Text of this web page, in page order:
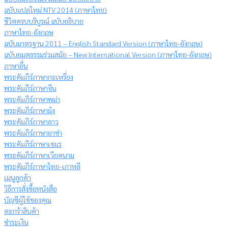
ฉบับแปลใหม่ NTV 2014 (ภาษาไทย)
ชีวิตครบบริบูรณ์ ฉบับอธิบาย
ภาษาไทย-อังกฤษ
ฉบับมาตรฐาน 2011 – English Standard Version (ภาษาไทย-อังกฤษ)
ฉบับอมตธรรมร่วมสมัย – New International Version (ภาษาไทย-อังกฤษ)
ภาษาอื่น
พระคัมภีร์ภาษากะเหรี่ยง
พระคัมภีร์ภาษาจีน
พระคัมภีร์ภาษาพม่า
พระคัมภีร์ภาษาม้ง
พระคัมภีร์ภาษาลาว
พระคัมภีร์ภาษาอาข่า
พระคัมภีร์ภาษาเขมร
พระคัมภีร์ภาษาเวียดนาม
พระคัมภีร์ภาษาไทย-เกาหลี
เมนูลูกค้า
วิธีการสั่งซื้อหนังสือ
บัญชีผู้ใช้ของคุณ
ตะกร้าสินค้า
ชำระเงิน